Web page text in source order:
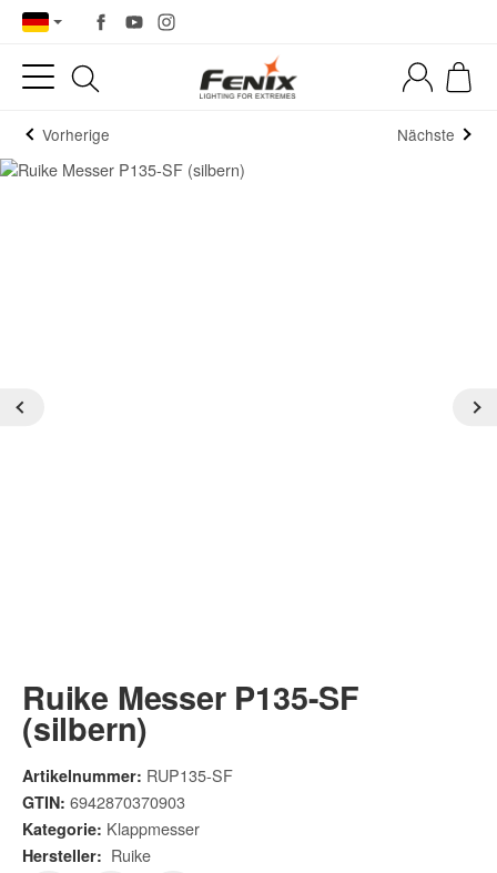
Vorherige Nächste
Ruike Messer P135-SF
(silbern)
Artikelnummer: RUP135-SF
GTIN: 6942870370903
Kategorie: Klappmesser
Hersteller: Ruike